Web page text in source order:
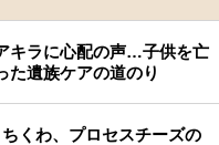
キラに心配の声…子供を亡
た遺族ケアの道のり
くわ、プロセスチーズの